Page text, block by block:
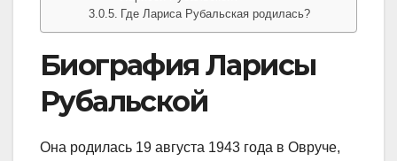
Где Лариса Рубальская родилась?
Биография Ларисы
Рубальской
Она родилась 19 августа 1943 года в Овруче,